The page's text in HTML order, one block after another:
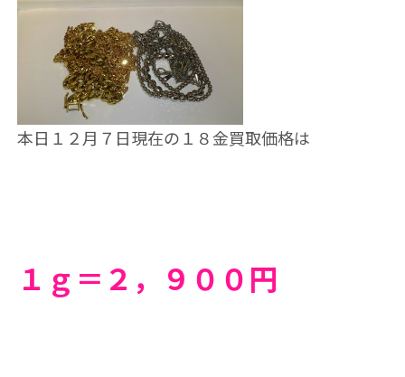
本日１２月７日現在の１８金買取価格は
１ｇ＝２，９ ００円